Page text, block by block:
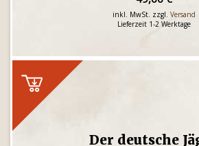
inkl. MwSt. zzgl. Versand
Lieferzeit 1-2 Werktage
Der deutsche